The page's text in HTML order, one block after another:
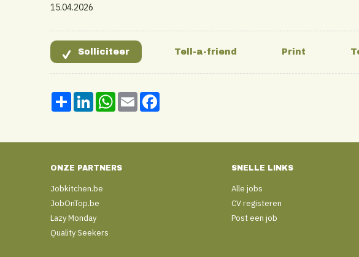
15.04.2026
Share LinkedInWhatsApp
Email
ONZE PARTNERS
Jobkitchen.be
JobOnTop.be
Lazy Monday
Quality Seekers
SNELLE LINKS
Alle jobs
CV registeren
Post een job